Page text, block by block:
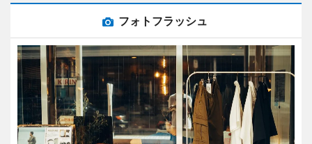
フォトフラッシュ